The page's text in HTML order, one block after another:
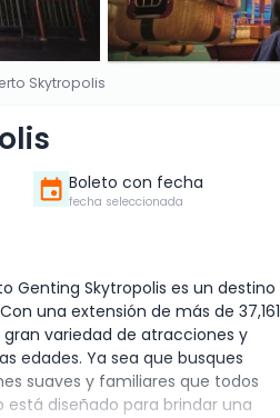
Skytropolis
Boleto con fecha
fecha seleccionada
Genting Skytropolis es un destino
una extensión de más de 37,161
variedad de atracciones y
edades. Ya sea que busques
suaves y familiares que todos
está diseñado para brindar una